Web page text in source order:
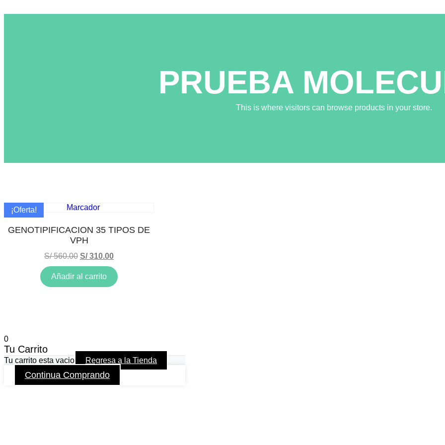
PRUEBA
This is where visitors can browse products in your store.
¡Oferta!
GENOTIPIFICACION 35 TIPOS DE
VPH
S/560.00 S/310.00
Añadir al carrito
0
Tu Carrito
Tu carrito esta vacio Regresa a la Tienda
Continua Comprando